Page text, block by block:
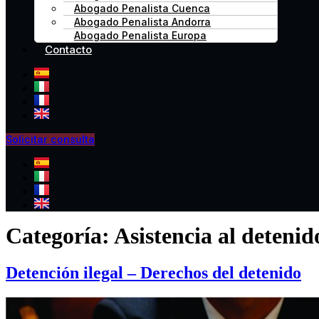
Abogado Penalista Cuenca
Abogado Penalista Andorra
Abogado Penalista Europa
Contacto
Solicitar consulta
Categoría: Asistencia al
Detención ilegal – Derechos del detenido